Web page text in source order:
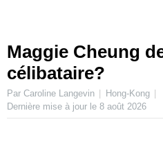
Maggie Cheung
célibataire?
Par Caroline Langevin
Hong-Kong
Dernière mise à jour le 8 août 2026